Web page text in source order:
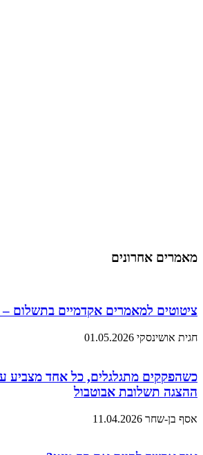
מאמרים אחרונים
ציטוטים למאמרים אקדמיים בתשלום
חגית אושינסקי 01.05.2026
כשהפקקים מתגלגלים, כל אחד מצביע
ההצגה תשלובת אבוטבול
אסף בן-שחר 11.04.2026